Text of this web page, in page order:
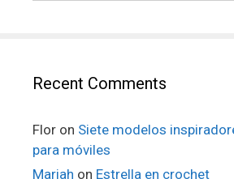
Recent Comments
Flor on Siete modelos
para móviles
Mariah on Estrella en crochet